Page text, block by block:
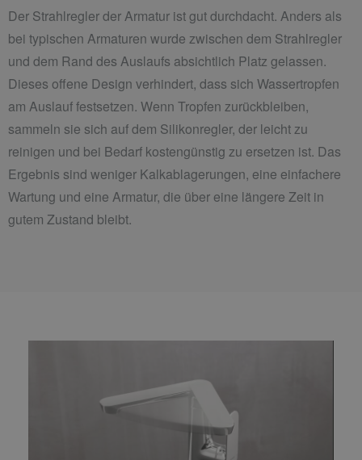
Der Strahlregler der Armatur ist gut durchdacht. Anders als
bei typischen Armaturen wurde zwischen dem Strahlregler
und dem Rand des Auslaufs absichtlich Platz gelassen.
Dieses offene Design verhindert, dass sich Wassertropfen
am Auslauf festsetzen. Wenn Tropfen zurückbleiben,
sammeln sie sich auf dem Silikonregler, der leicht zu
reinigen und bei Bedarf kostengünstig zu ersetzen ist. Das
Ergebnis sind weniger Kalkablagerungen, eine einfachere
Wartung und eine Armatur, die über eine längere Zeit in
gutem Zustand bleibt.